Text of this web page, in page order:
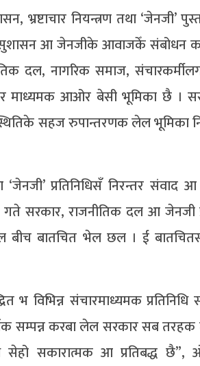
भ्रष्टाचार नियन्त्रण तथा ‘जेनजी’
सुशासन आ जेनजीके आवाजकेँ संबोधन
दल, नागरिक समाज,
आओर बेसी भूमिका छै ।
सहज रुपान्तरणक लेल भूमिका
प्रतिनिधिसँ निरन्तर
गते सरकार, राजनीतिक दल आ जेनजी
बातचित भेल छल । ई
भ विभिन्न संचारमाध्यमक
सम्पन्न करबा लेल सरकार सब तरहक
सेहो सकारात्मक आ प्रतिबद्ध